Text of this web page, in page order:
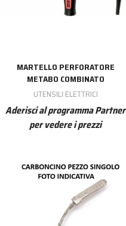
MARTELLO PERFORATORE
METABO COMBINATO
UTENSILI ELETTRICI
Aderisci al programma Partner
per vedere i prezzi